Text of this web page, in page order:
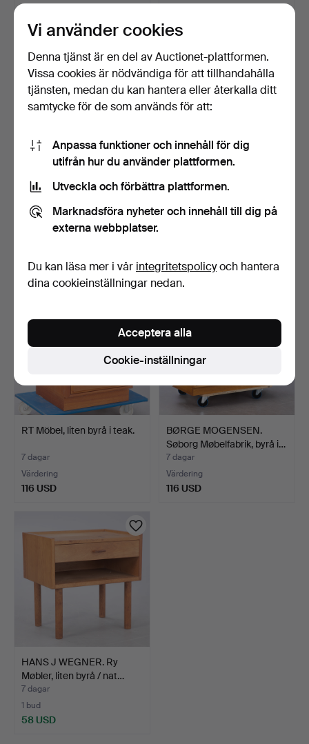
290 USD 751 USD
lönnfack, teak, Danm…
'Aviator Desi…
RT Möbel, liten byrå i teak.
7 dagar
Värdering
116 USD
BØRGE MOGENSEN.
Søborg Møbelfabrik, byrå i…
7 dagar
Värdering
116 USD
HANS J WEGNER. Ry
Møbler, liten byrå / nat…
7 dagar
1 bud
58 USD
Vi använder cookies
Denna tjänst är en del av Auctionet-plattformen.
Vissa cookies är nödvändiga för att tillhandahålla
tjänsten, medan du kan hantera eller återkalla ditt
samtycke för de som används för att:
Anpassa funktioner och innehåll för dig
utifrån hur du använder plattformen.
Utveckla och förbättra plattformen.
Marknadsföra nyheter och innehåll till dig på
externa webbplatser.
Du kan läsa mer i vår integritetspolicyoch hantera
dina cookieinställningar nedan.
Cookie-inställningar
Acceptera alla